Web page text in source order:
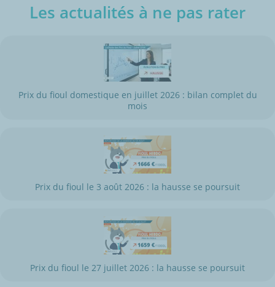
Les actualités à ne pas rater
Prix du fioul domestique en juillet 2026 : bilan complet du
mois
Prix du fioul le 3 août 2026 : la hausse se poursuit
Prix du fioul le 27 juillet 2026 : la hausse se poursuit